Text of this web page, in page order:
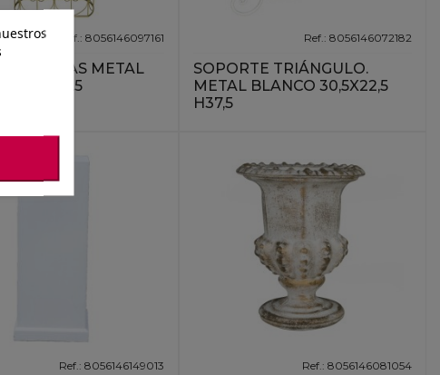
Ref.: 8056146097161
DE BODAS METAL
H221.5
Ref.: 8056146072182
SOPORTE TRIÁNGULO.
METAL BLANCO 30,5X22,5
H37,5
Ref.: 8056146149013 Ref.: 8056146081054